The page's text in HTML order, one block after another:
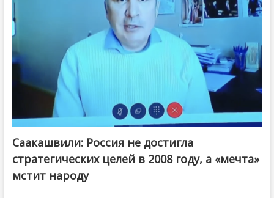
Саакашвили: Россия не достигла
стратегических целей в 2008 году, а «мечта»
мстит народу